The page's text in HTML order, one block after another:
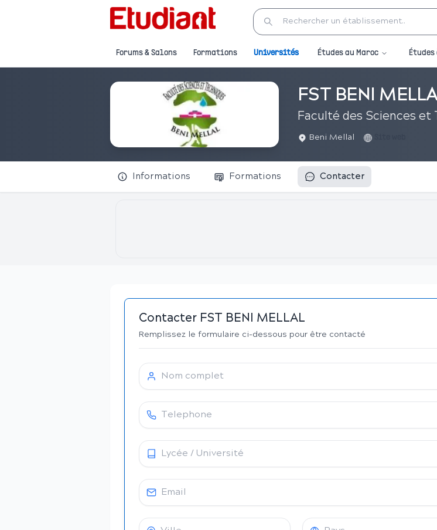
Forums & Salons Formations Universités Études au Maroc
FST BENI
Faculté des Sciences et
Beni Mellal
Informations Formations Contacter
Contacter FST BENI MELLAL
Remplissez le formulaire ci-dessous pour être contacté